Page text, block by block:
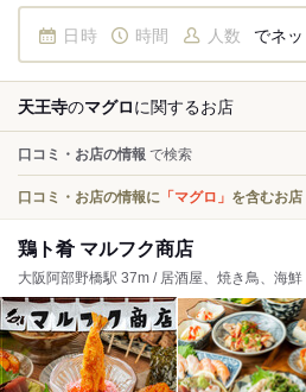
日時 時間 人数 でネ
天王寺のマグロに関するお店
口コミ・お店の情報 で検索
口コミ・お店の情報に 「マグロ」 を含むお店
鶏ト肴 マルフク商店
大阪阿部野橋駅 37m / 居酒屋、焼き鳥、海鮮